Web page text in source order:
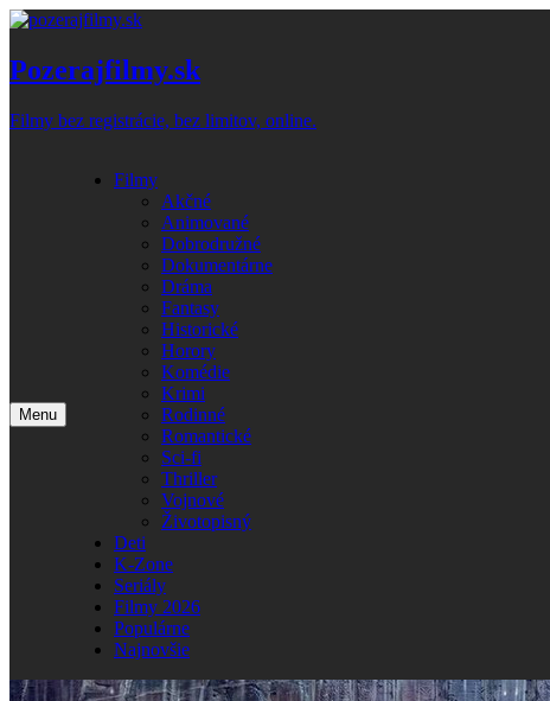
Skip
content
Pozerajfilmy.sk
Filmy bez registrácie, bez limitov, online.
Menu
Filmy
Akčné
Animované
Dobrodružné
Dokumentárne
Dráma
Fantasy
Historické
Horory
Komédie
Krimi
Rodinné
Romantické
Sci-fi
Thriller
Vojnové
Životopisný
Deti
K-Zone
Seriály
Filmy 2026
Populárne
Najnovšie